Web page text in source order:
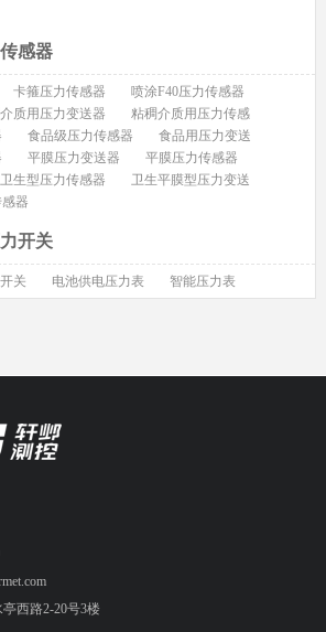
感器
卡箍压力传感器
喷涂F40压力传感器
质用压力变送器
粘稠介质用压力传感
食品级压力传感器
食品用压力变送
平膜压力变送器
平膜压力传感器
卫生型压力传感器
卫生平膜型压力变送
器
开关
关 电池供电压力表 智能压力表
西路2-20号3楼